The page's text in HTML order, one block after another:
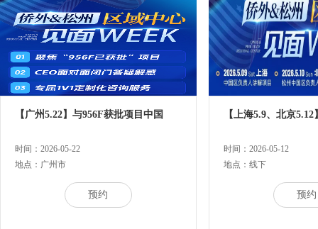
【广州5.22】与956F获批项目中国
时间：2026-05-22
地点：广州市
预约
【上海5.9、北京
时间：2026-05-12
地点：线下
预约